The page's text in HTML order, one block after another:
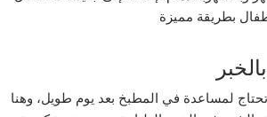
بطريقة مميزة
تحتاج لمساعدة في المطبخ بعد يوم طويل، وهنا